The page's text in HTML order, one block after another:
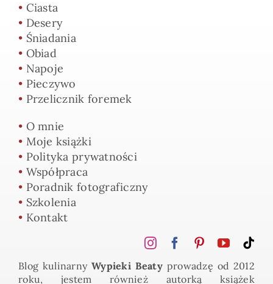
• Ciasta
• Desery
• Śniadania
• Obiad
• Napoje
• Pieczywo
• Przelicznik foremek
• O mnie
• Moje książki
• Polityka prywatności
• Współpraca
• Poradnik fotograficzny
• Szkolenia
• Kontakt
Blog kulinarny Wypieki Beaty prowadzę od 2012
roku, jestem również autorką książek